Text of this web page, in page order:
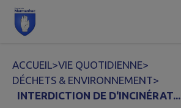
Contenu
ACCUEIL>VIE QUOTIDIENNE>
DÉCHETS & ENVIRONNEMENT>
INTERDICTION DE D'INCINÉRAT...